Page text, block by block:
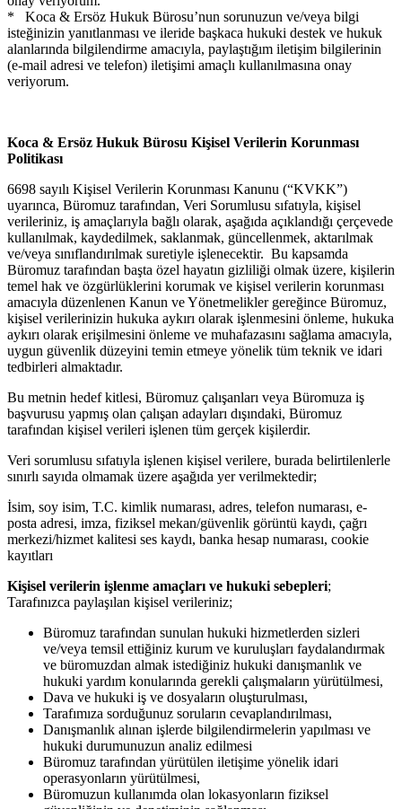
* Koca & Ersöz Hukuk Bürosu’nun sorunuzun ve/veya bilgi
isteğinizin yanıtlanması ve ileride başkaca hukuki destek ve hukuk
alanlarında bilgilendirme amacıyla, paylaştığım iletişim bilgilerinin
(e-mail adresi ve telefon) iletişimi amaçlı kullanılmasına onay
veriyorum.
Koca & Ersöz Hukuk Bürosu Kişisel Verilerin Korunması
Politikası
6698 sayılı Kişisel Verilerin Korunması Kanunu (“KVKK”)
uyarınca, Büromuz tarafından, Veri Sorumlusu sıfatıyla, kişisel
verileriniz, iş amaçlarıyla bağlı olarak, aşağıda açıklandığı çerçevede
kullanılmak, kaydedilmek, saklanmak, güncellenmek, aktarılmak
ve/veya sınıflandırılmak suretiyle işlenecektir. Bu kapsamda
Büromuz tarafından başta özel hayatın gizliliği olmak üzere, kişilerin
temel hak ve özgürlüklerini korumak ve kişisel verilerin korunması
amacıyla düzenlenen Kanun ve Yönetmelikler gereğince Büromuz,
kişisel verilerinizin hukuka aykırı olarak işlenmesini önleme, hukuka
aykırı olarak erişilmesini önleme ve muhafazasını sağlama amacıyla,
uygun güvenlik düzeyini temin etmeye yönelik tüm teknik ve idari
tedbirleri almaktadır.
Bu metnin hedef kitlesi, Büromuz çalışanları veya Büromuza iş
başvurusu yapmış olan çalışan adayları dışındaki, Büromuz
tarafından kişisel verileri işlenen tüm gerçek kişilerdir.
Veri sorumlusu sıfatıyla işlenen kişisel verilere, burada belirtilenlerle
sınırlı sayıda olmamak üzere aşağıda yer verilmektedir;
İsim, soy isim, T.C. kimlik numarası, adres, telefon numarası, e-
posta adresi, imza, fiziksel mekan/güvenlik görüntü kaydı, çağrı
merkezi/hizmet kalitesi ses kaydı, banka hesap numarası, cookie
kayıtları
Kişisel verilerin işlenme amaçları ve hukuki sebepleri;
Tarafınızca paylaşılan kişisel verileriniz;
Büromuz tarafından sunulan hukuki hizmetlerden sizleri
ve/veya temsil ettiğiniz kurum ve kuruluşları faydalandırmak
ve büromuzdan almak istediğiniz hukuki danışmanlık ve
hukuki yardım konularında gerekli çalışmaların yürütülmesi,
Dava ve hukuki iş ve dosyaların oluşturulması,
Tarafımıza sorduğunuz soruların cevaplandırılması,
Danışmanlık alınan işlerde bilgilendirmelerin yapılması ve
hukuki durumunuzun analiz edilmesi
Büromuz tarafından yürütülen iletişime yönelik idari
operasyonların yürütülmesi,
Büromuzun kullanımda olan lokasyonların fiziksel